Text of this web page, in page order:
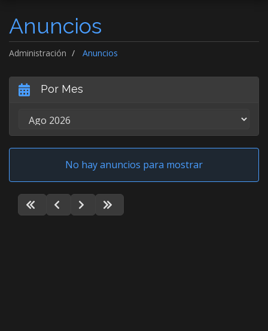
Anuncios
Administración Anuncios
Por Mes
No hay anuncios para mostrar